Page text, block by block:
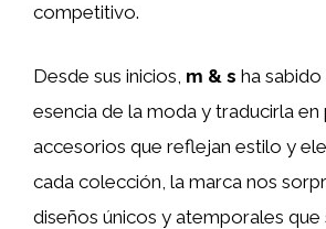
competitivo.
Desde sus inicios, m & s ha
esencia de la moda y traducirla en
accesorios que reflejan estilo y
cada colección, la marca nos
diseños únicos y atemporales que